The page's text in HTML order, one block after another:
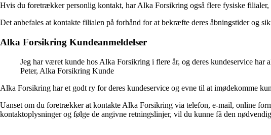
Hvis du foretrækker personlig kontakt, har Alka Forsikring også flere fysiske
Det anbefales at kontakte filialen på forhånd for at bekræfte deres åbningstider og
Alka Forsikring Kundeanmeldelser
Jeg har været kunde hos Alka Forsikring i flere år, og deres kundeservice
Peter, Alka Forsikring Kunde
Alka Forsikring har et godt ry for deres kundeservice og evne til at imødekomme
Uanset om du foretrækker at kontakte Alka Forsikring via telefon, e-mail, online
kontaktoplysninger og følge de angivne retningslinjer, vil du kunne få den